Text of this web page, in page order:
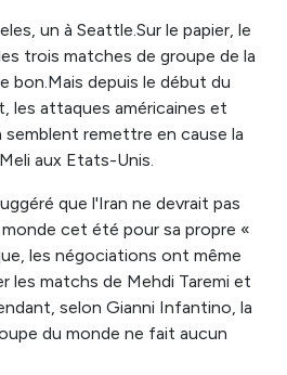
un à Seattle.Sur le papier, le
trois matches de groupe de la
bon.Mais depuis le début du
les attaques américaines et
semblent remettre en cause la
aux Etats-Unis.
que l'Iran ne devrait pas
cet été pour sa propre «
les négociations ont même
les matchs de Mehdi Taremi et
selon Gianni Infantino, la
du monde ne fait aucun